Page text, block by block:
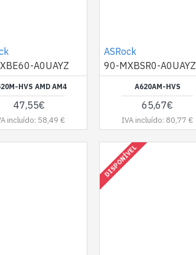
A0UAYZ
HVS AMD AM4
47,55€
incluído: 58,49 €
ASRock
90-MXBSR0-A0UAYZ
A620AM-HVS
65,67€
IVA incluído: 80,77 €
DISPONÍVEL